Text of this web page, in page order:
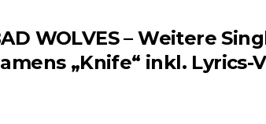
WOLVES – Weitere
„Knife“ inkl. Lyrics-